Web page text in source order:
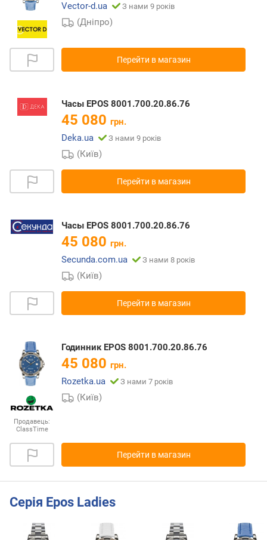
Vector-d.ua
З нами 9 років
(Дніпро)
Перейти в магазин
Часы EPOS 8001.700.20.86.76
45 080 грн.
Deka.ua
З нами 9 років
(Київ)
Перейти в магазин
Часы EPOS 8001.700.20.86.76
45 080 грн.
Secunda.com.ua
З нами 8 років
(Київ)
Перейти в магазин
Продавець:
ClassTime
Годинник EPOS 8001.700.20.86.76
45 080 грн.
Rozetka.ua
З нами 7 років
(Київ)
Перейти в магазин
Серія Epos Ladies